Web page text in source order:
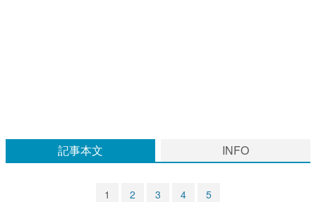
アプリレビュー
記事本文 INFO
1 2 3 4 5